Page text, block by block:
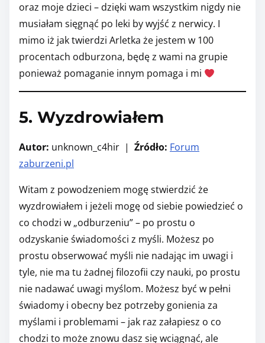
oraz moje dzieci – dzięki wam wszystkim nigdy nie
musiałam sięgnąć po leki by wyjść z nerwicy. I
mimo iż jak twierdzi Arletka że jestem w 100
procentach odburzona, będę z wami na grupie
ponieważ pomaganie innym pomaga i mi
5. Wyzdrowiałem
Autor: unknown_c4hir | Źródło: Forum
zaburzeni.pl
Witam z powodzeniem mogę stwierdzić że
wyzdrowiałem i jeżeli mogę od siebie powiedzieć o
co chodzi w „odburzeniu” – po prostu o
odzyskanie świadomości z myśli. Możesz po
prostu obserwować myśli nie nadając im uwagi i
tyle, nie ma tu żadnej filozofii czy nauki, po prostu
nie nadawać uwagi myślom. Możesz być w pełni
świadomy i obecny bez potrzeby gonienia za
myślami i problemami – jak raz załapiesz o co
chodzi to może znowu dasz się wciągnąć, ale